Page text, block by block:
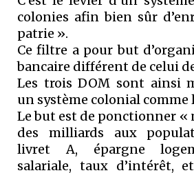
colonies afin bien sûr
patrie ».
Ce filtre a pour but
bancaire différent de celui
Les trois DOM sont ainsi
un système colonial comme
Le but est de ponctionner «
des milliards aux
livret A, épargne
salariale, taux d’intérêt,